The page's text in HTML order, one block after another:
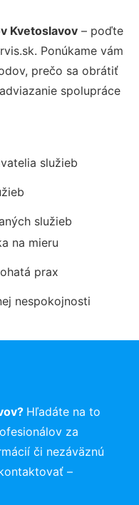
Kvetoslavov – poďte
Ponúkame vám
prečo sa obrátiť
spolupráce
služieb
služieb
na mieru
prax
nespokojnosti
Hľadáte na to
za
či nezáväznú
–